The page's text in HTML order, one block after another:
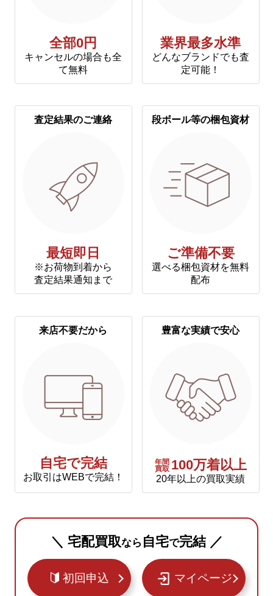
全部0円
キャンセルの場合も全
て無料
業界最多水準
どんなブランドでも査
定可能！
査定結果のご連絡
最短即日
※お荷物到着から
査定結果通知まで
段ボール等の梱包資材
ご準備不要
選べる梱包資材を無料
配布
来店不要だから
自宅で完結
お取引はWEBで完結！
豊富な実績で安心
年間
買取 100万着以上
20年以上の買取実績
＼ 宅配買取なら 自宅で完結 ／
初回申込 マイページ